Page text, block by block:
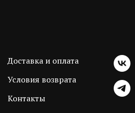
Доставка и оплата
Условия возврата
Контакты